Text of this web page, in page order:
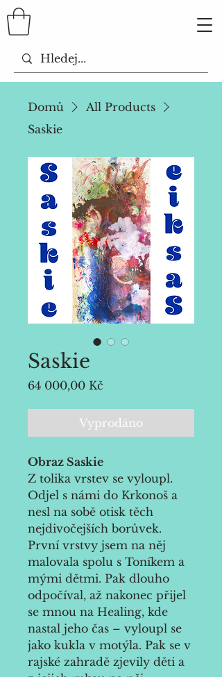
Domů
All Products
Saskie
Saskie
64 000,00 Kč
Vyprodáno
Obraz Saskie
Z tolika vrstev se vyloupl.
Odjel s námi do Krkonoš a
nesl na sobě otisk těch
nejdivočejších borůvek.
První vrstvy jsem na něj
malovala spolu s Toníkem a
mými dětmi. Pak dlouho
odpočíval, až nakonec přijel
se mnou na Healing, kde
nastal jeho čas – vyloupl se
jako kukla v motýla. Pak se v
rajské zahradě zjevily děti a